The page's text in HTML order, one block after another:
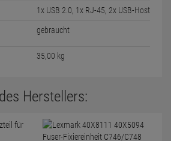
1x USB 2.0, 1x RJ-45, 2x USB-Host
gebraucht
35,00 kg
Herstellers: